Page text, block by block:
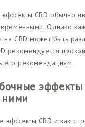
CBD обычно
временными. Однако
на CBD может быть
рекомендуется
его рекомендациям.
эффекты
ними
CBD и как